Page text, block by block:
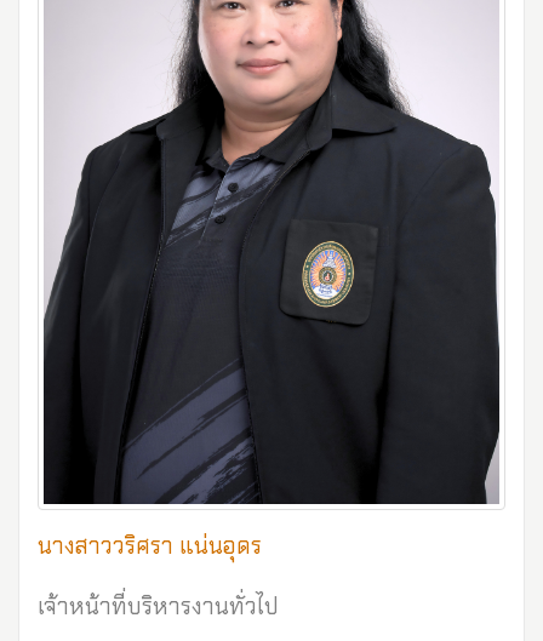
นางสาววริศรา แน่นอุดร
เจ้าหน้าที่บริหารงานทั่วไป